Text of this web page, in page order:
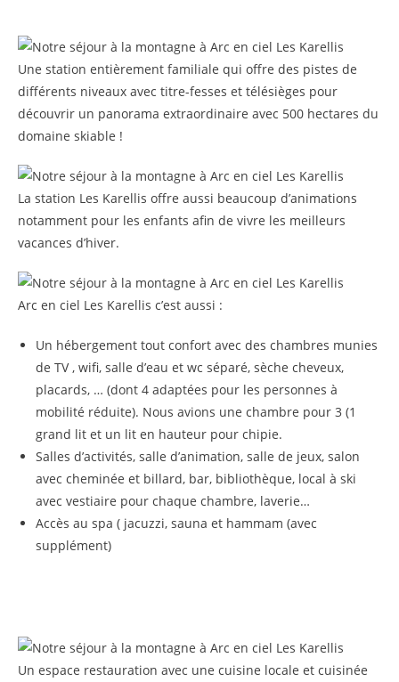
Une station entièrement familiale qui offre des pistes de
différents niveaux avec titre-fesses et télésièges pour
découvrir un panorama extraordinaire avec 500 hectares du
domaine skiable !
La station Les Karellis offre aussi beaucoup d’animations
notamment pour les enfants afin de vivre les meilleurs
vacances d’hiver.
Arc en ciel Les Karellis c’est aussi :
Un hébergement tout confort avec des chambres munies
de TV , wifi, salle d’eau et wc séparé, sèche cheveux,
placards, … (dont 4 adaptées pour les personnes à
mobilité réduite). Nous avions une chambre pour 3 (1
grand lit et un lit en hauteur pour chipie.
Salles d’activités, salle d’animation, salle de jeux, salon
avec cheminée et billard, bar, bibliothèque, local à ski
avec vestiaire pour chaque chambre, laverie…
Accès au spa ( jacuzzi, sauna et hammam (avec
supplément)
Un espace restauration avec une cuisine locale et cuisinée